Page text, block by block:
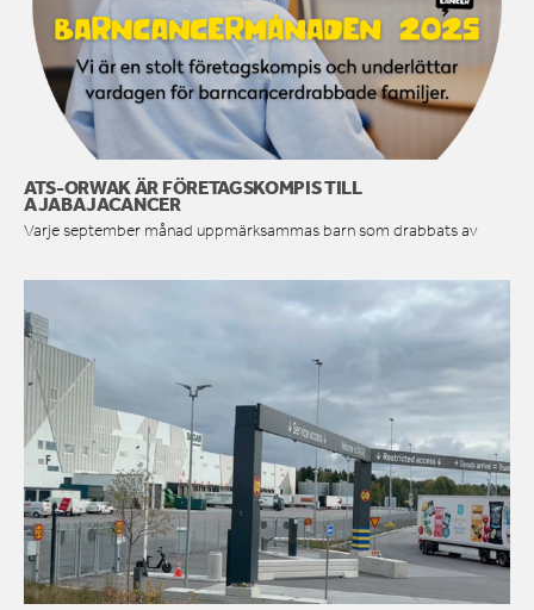
ATS-ORWAK ÄR FÖRETAGSKOMPIS TILL
AJABAJACANCER
Varje september månad uppmärksammas barn som drabbats av